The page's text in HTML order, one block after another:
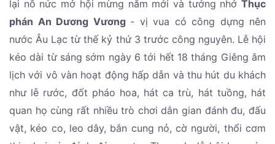
lại nô nức mở hội mừng năm mới và tưởng nhớ Thục
phán An Dương Vương - vị vua có công dựng nên
nước Âu Lạc từ thế kỷ thứ 3 trước công nguyên. Lễ hội
kéo dài từ sáng sớm ngày 6 tới hết 18 tháng Giêng âm
lịch với vô vàn hoạt động hấp dẫn và thu hút du khách
như lễ rước, đốt pháo hoa, hát ca trù, hát tuồng, hát
quan họ cùng rất nhiều trò chơi dân gian đánh đu, đấu
vật, kéo co, leo dây, bắn cung nỏ, cờ người, thổi cơm